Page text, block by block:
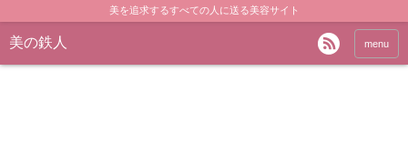
美を追求するすべての人に送る美容サイト
美の鉄人 menu